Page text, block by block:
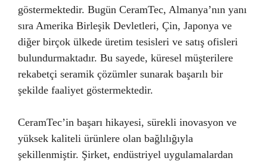
göstermektedir. Bugün CeramTec, Almanya’nın yanı
sıra Amerika Birleşik Devletleri, Çin, Japonya ve
diğer birçok ülkede üretim tesisleri ve satış ofisleri
bulundurmaktadır. Bu sayede, küresel müşterilere
rekabetçi seramik çözümler sunarak başarılı bir
şekilde faaliyet göstermektedir.
CeramTec’in başarı hikayesi, sürekli inovasyon ve
yüksek kaliteli ürünlere olan bağlılığıyla
şekillenmiştir. Şirket, endüstriyel uygulamalardan